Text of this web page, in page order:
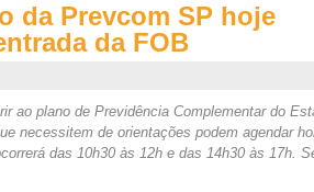
da Prevcom SP hoje
da FOB
ao plano de Previdência Complementar do
necessitem de orientações podem agendar
das 10h30 às 12h e das 14h30 às 17h.